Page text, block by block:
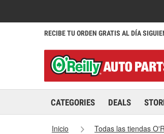
RECIBE TU ORDEN GRATIS AL DÍA
CATEGORIES DEALS
Inicio Todas las tiendas